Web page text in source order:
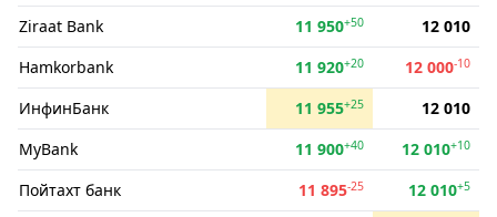
Ziraat Bank 11 950+50
12 010
Hamkorbank
11 920+20 12 000-10
ИнфинБанк 11 955+25
12 010
MyBank
11 900+40 12 010+10
Пойтахт банк 11 895-25 12 010+5